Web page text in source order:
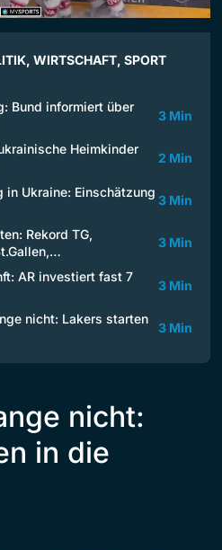
WIRTSCHAFT, SPORT
Bund informiert über
3 Min
Heimkinder
2 Min
in Ukraine: Einschätzung
3 Min
Rekord TG,
3 Min
AR investiert fast 7
3 Min
nicht: Lakers starten
3 Min
nicht:
in die